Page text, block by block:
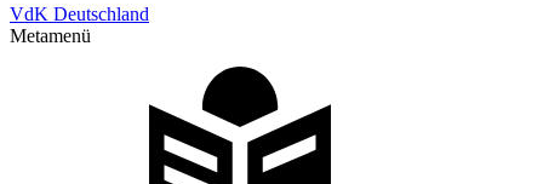
VdK Deutschland
Metamenü